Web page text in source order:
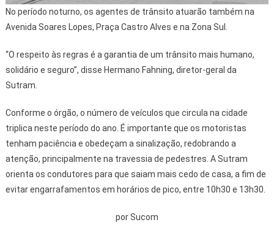
No período noturno, os agentes de trânsito atuarão também na
Avenida Soares Lopes, Praça Castro Alves e na Zona Sul.
“O respeito às regras é a garantia de um trânsito mais humano,
solidário e seguro”, disse Hermano Fahning, diretor-geral da
Sutram.
Conforme o órgão, o número de veículos que circula na cidade
triplica neste período do ano. É importante que os motoristas
tenham paciência e obedeçam a sinalização, redobrando a
atenção, principalmente na travessia de pedestres. A Sutram
orienta os condutores para que saiam mais cedo de casa, a fim de
evitar engarrafamentos em horários de pico, entre 10h30 e 13h30.
por Sucom